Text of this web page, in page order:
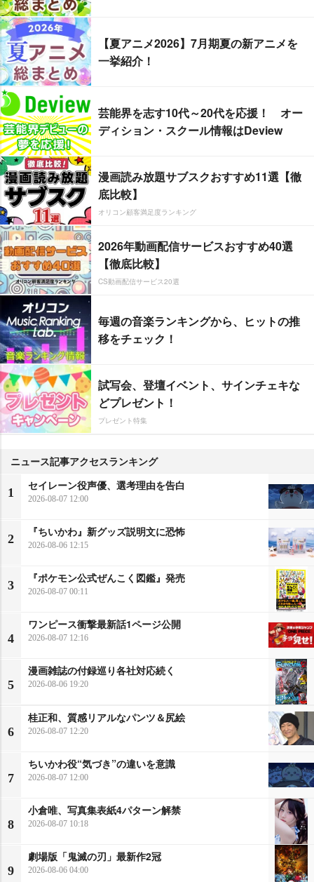
【夏アニメ2026】7月期夏の新アニメを
一挙紹介！
芸能界を志す10代～20代を応援！ オー
ディション・スクール情報はDeview
漫画読み放題サブスクおすすめ11選【徹
底比較】
オリコン顧客満足度ランキング
2026年動画配信サービスおすすめ40選
【徹底比較】
CS動画配信サービス20選
毎週の音楽ランキングから、ヒットの推
移をチェック！
試写会、登壇イベント、サインチェキな
どプレゼント！
プレゼント特集
ニュース記事アクセスランキング
1
セイレーン役声優、選考理由を告白
2026-08-07 12:00
2
『ちいかわ』新グッズ説明文に恐怖
2026-08-06 12:15
3
『ポケモン公式ぜんこく図鑑』発売
2026-08-07 00:11
4
ワンピース衝撃最新話1ページ公開
2026-08-07 12:16
5
漫画雑誌の付録巡り各社対応続く
2026-08-06 19:20
6
桂正和、質感リアルなパンツ＆尻絵
2026-08-07 12:20
7
ちいかわ役“気づき”の違いを意識
2026-08-07 12:00
8
小倉唯、写真集表紙4パターン解禁
2026-08-07 10:18
9
劇場版「鬼滅の刃」最新作2冠
2026-08-06 04:00